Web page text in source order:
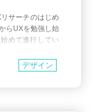
サーチのはじめ
らUXを勉強し始
めて進行してい
記事を読んだり
りたいような具
デザイン